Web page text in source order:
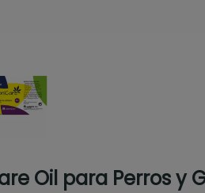
Oil para Perros y